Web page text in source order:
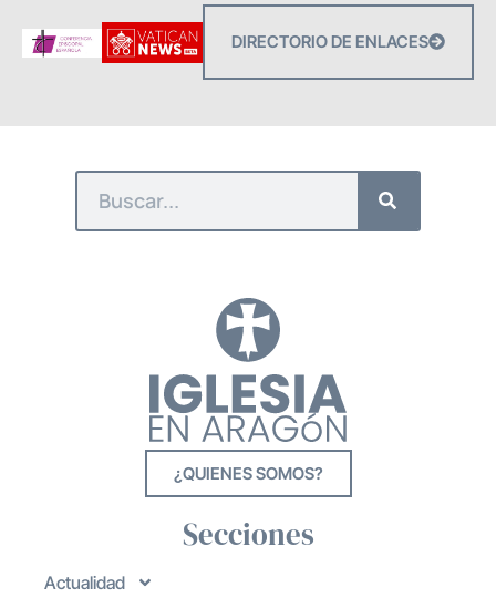
DIRECTORIO DE ENLACES
¿QUIENES SOMOS?
Secciones
Actualidad